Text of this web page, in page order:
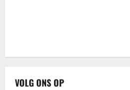
VOLG ONS OP